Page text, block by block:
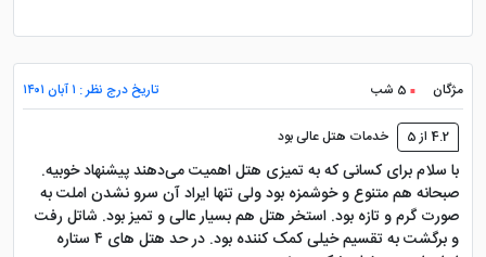
پارامترهای مهم برای مسافران تور استانبول است. فاصله هتل
تا 3 فرودگاه استانبول:
فرودگاه آتاترک 15.5km
فرودگاه بین المللی صابیحا گوکچن 32.3km
فرودگاه استانبول 31.3km
مژگان 5 شب تاریخ درج نظر : ۱ آبان ۱۴۰۱
4.2 از 5 خدمات هتل عالی بود
با سلام برای کسانی که به تمیزی هتل اهمیت می‌دهند پیشنهاد خوبیه.
صبحانه هم متنوع و خوشمزه بود ولی تنها ایراد آن سرو نشدن املت به
صورت گرم و تازه بود. استخر هتل هم بسیار عالی و تمیز بود. شاتل رفت
و برگشت به تقسیم خیلی کمک کننده بود. در حد هتل های ۴ ستاره